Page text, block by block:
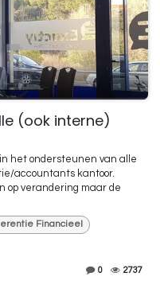
(ook interne)
het ondersteunen van alle
accountants kantoor.
op verandering maar de
Financieel
0 2737